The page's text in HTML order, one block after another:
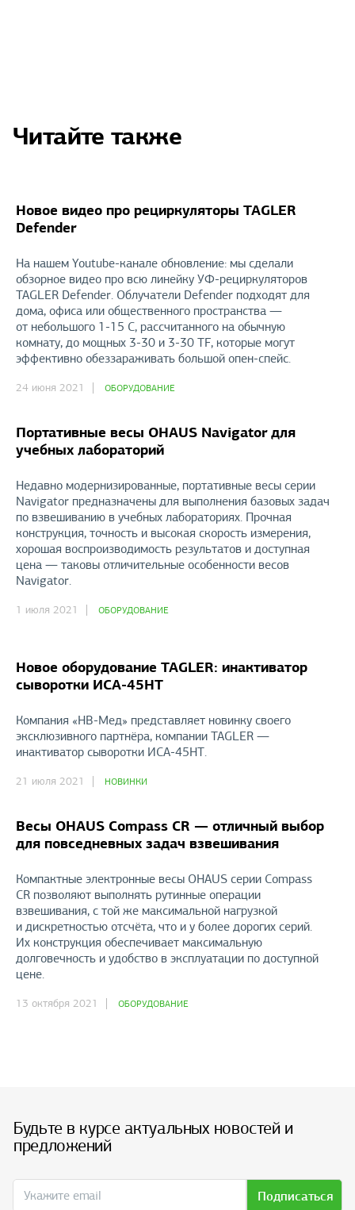
Читайте также
Новое видео про рециркуляторы TAGLER
Defender
На нашем Youtube-канале обновление: мы сделали
обзорное видео про всю линейку УФ-рециркуляторов
TAGLER Defender. Облучатели Defender подходят для
дома, офиса или общественного пространства —
от небольшого 1-15 С, рассчитанного на обычную
комнату, до мощных 3-30 и 3-30 TF, которые могут
эффективно обеззараживать большой опен-спейс.
24 июня 2021 ОБОРУДОВАНИЕ
Портативные весы OHAUS Navigator для
учебных лабораторий
Недавно модернизированные, портативные весы серии
Navigator предназначены для выполнения базовых задач
по взвешиванию в учебных лабораториях. Прочная
конструкция, точность и высокая скорость измерения,
хорошая воспроизводимость результатов и доступная
цена — таковы отличительные особенности весов
Navigator.
1 июля 2021 ОБОРУДОВАНИЕ
Новое оборудование TAGLER: инактиватор
сыворотки ИСА-45НТ
Компания «НВ-Мед» представляет новинку своего
эксклюзивного партнёра, компании TAGLER —
инактиватор сыворотки ИСА-45НТ.
21 июля 2021 НОВИНКИ
Весы OHAUS Compass CR — отличный выбор
для повседневных задач взвешивания
Компактные электронные весы OHAUS серии Compass
CR позволяют выполнять рутинные операции
взвешивания, с той же максимальной нагрузкой
и дискретностью отсчёта, что и у более дорогих серий.
Их конструкция обеспечивает максимальную
долговечность и удобство в эксплуатации по доступной
цене.
13 октября 2021 ОБОРУДОВАНИЕ
Будьте в курсе актуальных новостей и
предложений
Подписаться